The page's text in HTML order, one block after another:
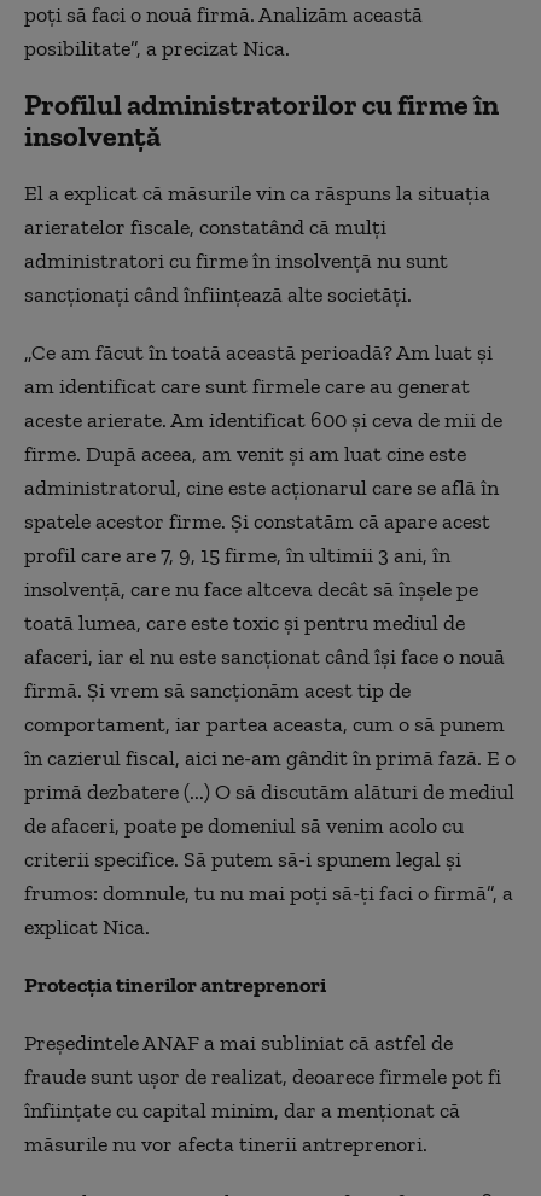
poți să faci o nouă firmă. Analizăm această
posibilitate”, a precizat Nica.
Profilul administratorilor cu firme în
insolvență
El a explicat că măsurile vin ca răspuns la situația
arieratelor fiscale, constatând că mulți
administratori cu firme în insolvență nu sunt
sancționați când înființează alte societăți.
„Ce am făcut în toată această perioadă? Am luat și
am identificat care sunt firmele care au generat
aceste arierate. Am identificat 600 și ceva de mii de
firme. După aceea, am venit și am luat cine este
administratorul, cine este acționarul care se află în
spatele acestor firme. Și constatăm că apare acest
profil care are 7, 9, 15 firme, în ultimii 3 ani, în
insolvență, care nu face altceva decât să înșele pe
toată lumea, care este toxic și pentru mediul de
afaceri, iar el nu este sancționat când își face o nouă
firmă. Și vrem să sancționăm acest tip de
comportament, iar partea aceasta, cum o să punem
în cazierul fiscal, aici ne-am gândit în primă fază. E o
primă dezbatere (...) O să discutăm alături de mediul
de afaceri, poate pe domeniul să venim acolo cu
criterii specifice. Să putem să-i spunem legal și
frumos: domnule, tu nu mai poți să-ți faci o firmă”, a
explicat Nica.
Protecția tinerilor antreprenori
Președintele ANAF a mai subliniat că astfel de
fraude sunt ușor de realizat, deoarece firmele pot fi
înființate cu capital minim, dar a menționat că
măsurile nu vor afecta tinerii antreprenori.